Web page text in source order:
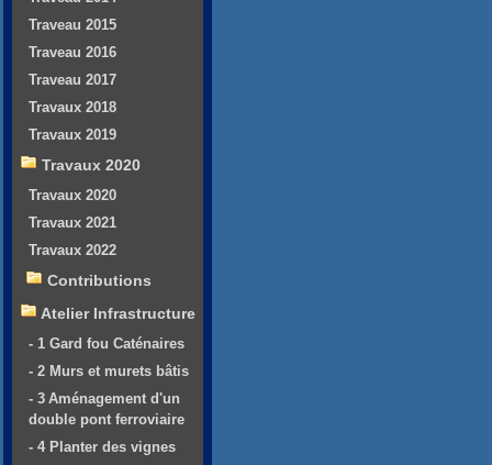
Traveau 2015
Traveau 2016
Traveau 2017
Travaux 2018
Travaux 2019
Travaux 2020
Travaux 2020
Travaux 2021
Travaux 2022
Contributions
Atelier Infrastructure
- 1 Gard fou Caténaires
- 2 Murs et murets bâtis
- 3 Aménagement d'un
double pont ferroviaire
- 4 Planter des vignes